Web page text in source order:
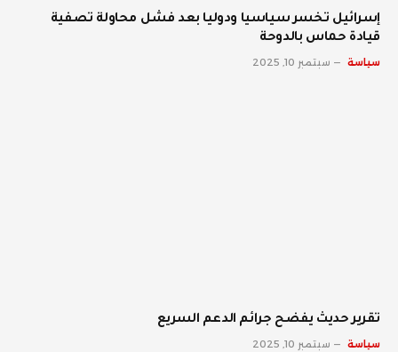
إسرائيل تخسر سياسيا ودوليا بعد فشل محاولة تصفية
قيادة حماس بالدوحة
سياسة سبتمبر 10, 2025
تقرير حديث يفضح جرائم الدعم السريع
سياسة سبتمبر 10, 2025